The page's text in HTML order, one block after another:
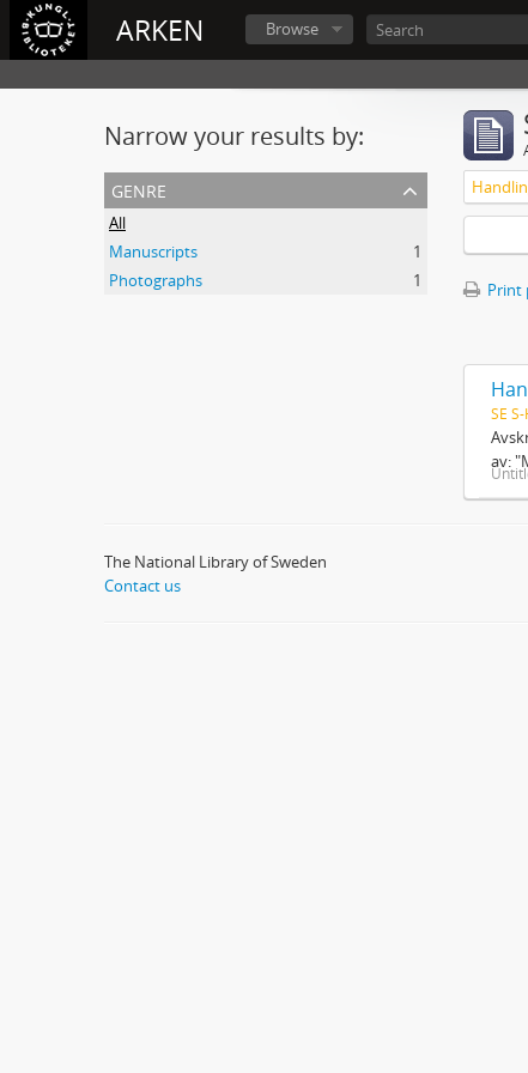
ARKEN Browse
Narrow your results by:
genre
All
Manuscripts
1
Photographs
1 Print
SE
av:
The National Library of Sweden
Contact us